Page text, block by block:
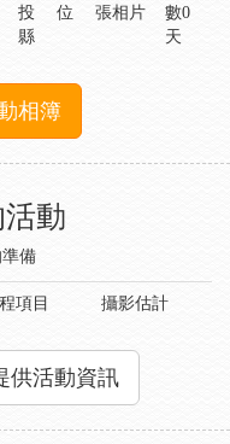
投
縣
位
張相片
數0
天
相簿
動
備
項目 攝影估計
供活動資訊